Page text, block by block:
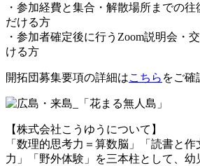
・参加経費と集合・解散場所までの
だける方
・参加者確定後に行うZoom説明会・
ける方
開拓団募集要項の詳細はこちら をご確
【株式会社こうゆうについて】
「数理的思考力＝算数脳」「読書と
力」「野外体験」を三本柱として、